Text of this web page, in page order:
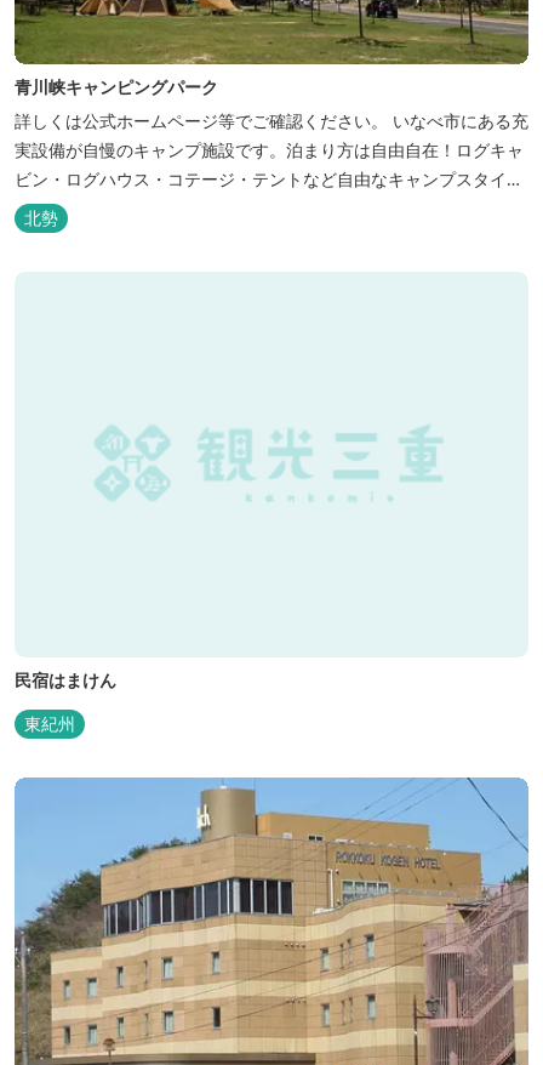
青川峡キャンピングパーク
詳しくは公式ホームページ等でご確認ください。 いなべ市にある充
実設備が自慢のキャンプ施設です。泊まり方は自由自在！ログキャ
ビン・ログハウス・コテージ・テントなど自由なキャンプスタイル
が楽しめます。屋根付きの炭火焼ハウスがありますので、雨や風の
日も快適にバーベキューをお楽しみいただけます。日帰り利用、団
体利用可能。 青少年向けの屋外キャンプ施設、かもしかキャンプフ
北勢
民宿はまけん
東紀州